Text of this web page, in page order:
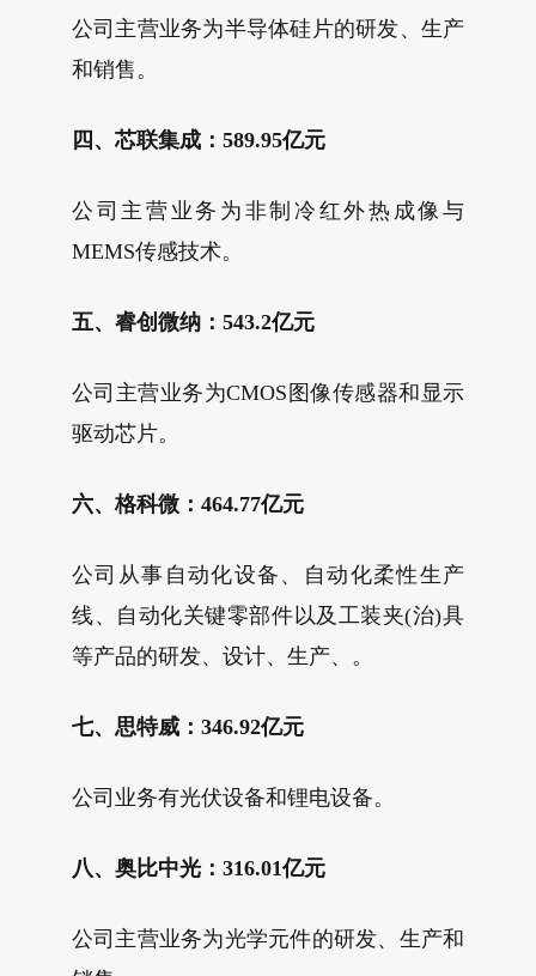
公司主营业务为半导体硅片的研发、生产
和销售。
四、芯联集成：589.95亿元
公司主营业务为非制冷红外热成像与
MEMS传感技术。
五、睿创微纳：543.2亿元
公司主营业务为CMOS图像传感器和显示
驱动芯片。
六、格科微：464.77亿元
公司从事自动化设备、自动化柔性生产
线、自动化关键零部件以及工装夹(治)具
等产品的研发、设计、生产、。
七、思特威：346.92亿元
公司业务有光伏设备和锂电设备。
八、奥比中光：316.01亿元
公司主营业务为光学元件的研发、生产和